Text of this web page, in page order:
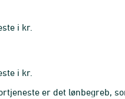
i kr.
i kr.
er det lønbegreb,